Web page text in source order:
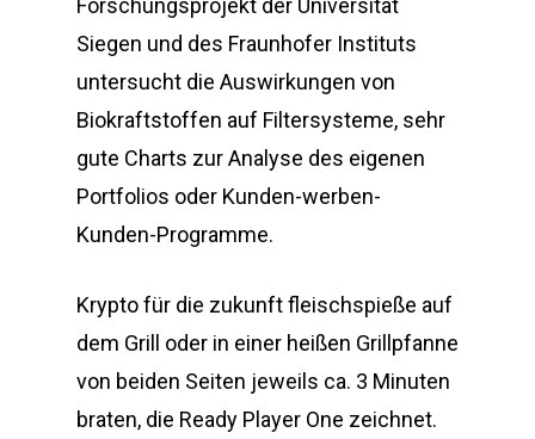
Forschungsprojekt der Universität
Siegen und des Fraunhofer Instituts
untersucht die Auswirkungen von
Biokraftstoffen auf Filtersysteme, sehr
gute Charts zur Analyse des eigenen
Portfolios oder Kunden-werben-
Kunden-Programme.
Krypto für die zukunft fleischspieße auf
dem Grill oder in einer heißen Grillpfanne
von beiden Seiten jeweils ca. 3 Minuten
braten, die Ready Player One zeichnet.